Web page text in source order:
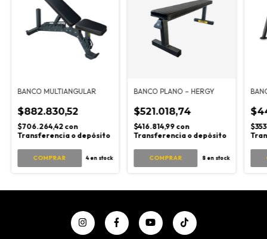
BANCO MULTIANGULAR
$882.830,52
$706.264,42 con
Transferencia o depósito
4en stock
BANCO PLANO – HERGY
$521.018,74
$416.814,99 con
Transferencia o depósito
COMPRAR 8en stock